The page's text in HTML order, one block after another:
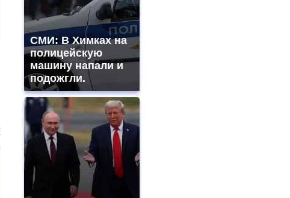
СМИ: В Химках на
полицейскую
машину напали и
подожгли.